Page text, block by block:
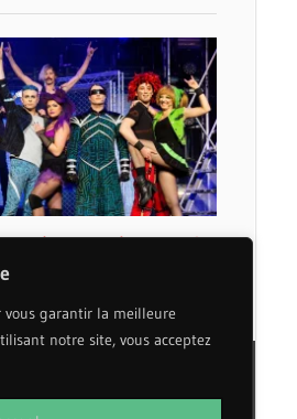
vous garantir la meilleure
notre site, vous acceptez